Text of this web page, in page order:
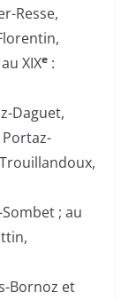
Resse,
XIXe :
Daguet,
Portaz-
Sombet ; au
Bornoz et